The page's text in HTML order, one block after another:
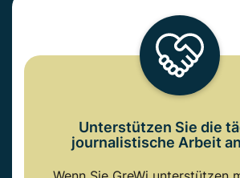
Unterstützen Sie die
journalistische Arbeit